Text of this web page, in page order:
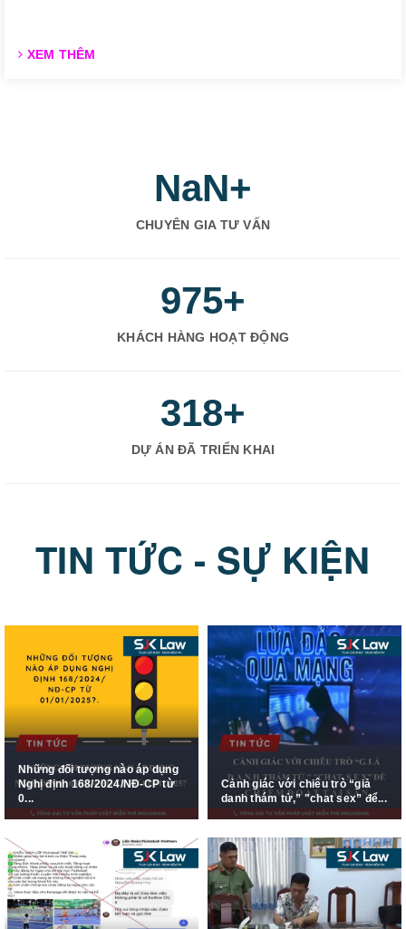
XEM THÊM
NaN+
CHUYÊN GIA TƯ VẤN
975+
KHÁCH HÀNG HOẠT ĐỘNG
318+
DỰ ÁN ĐÃ TRIỂN KHAI
TIN TỨC - SỰ KIỆN
Những đối tượng nào áp dụng
Nghị định 168/2024/NĐ-CP từ
0...
Cảnh giác với chiêu trò “giả
danh thám tử,” "chat sex” để...